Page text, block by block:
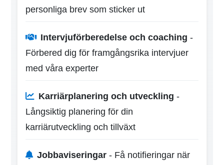
personliga brev som sticker ut
Intervjuförberedelse och coaching -
Förbered dig för framgångsrika intervjuer
med våra experter
Karriärplanering och utveckling -
Långsiktig planering för din
karriärutveckling och tillväxt
Jobbaviseringar - Få notifieringar när